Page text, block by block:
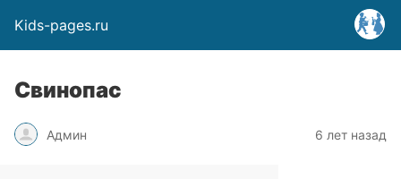
Kids-pages.ru
Свинопас
Админ 6 лет назад